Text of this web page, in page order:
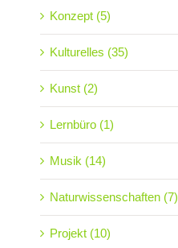
Konzept (5)
Kulturelles (35)
Kunst (2)
Lernbüro (1)
Musik (14)
Naturwissenschaften (7)
Projekt (10)